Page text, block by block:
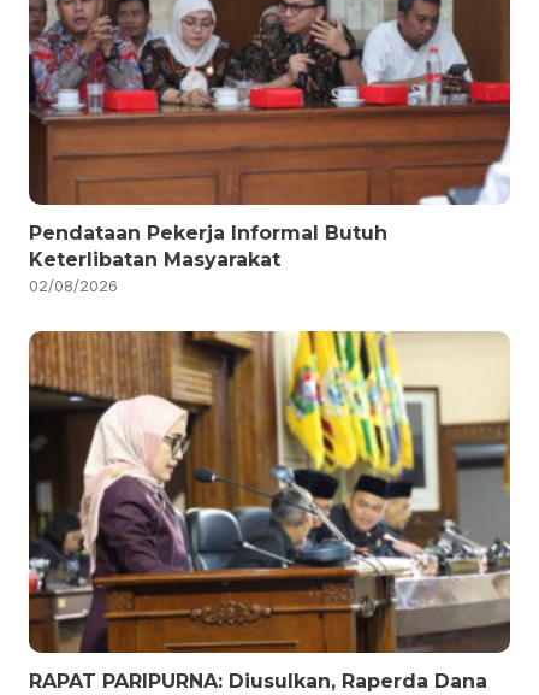
Pendataan Pekerja Informal Butuh
Keterlibatan Masyarakat
02/08/2026
RAPAT PARIPURNA: Diusulkan, Raperda Dana